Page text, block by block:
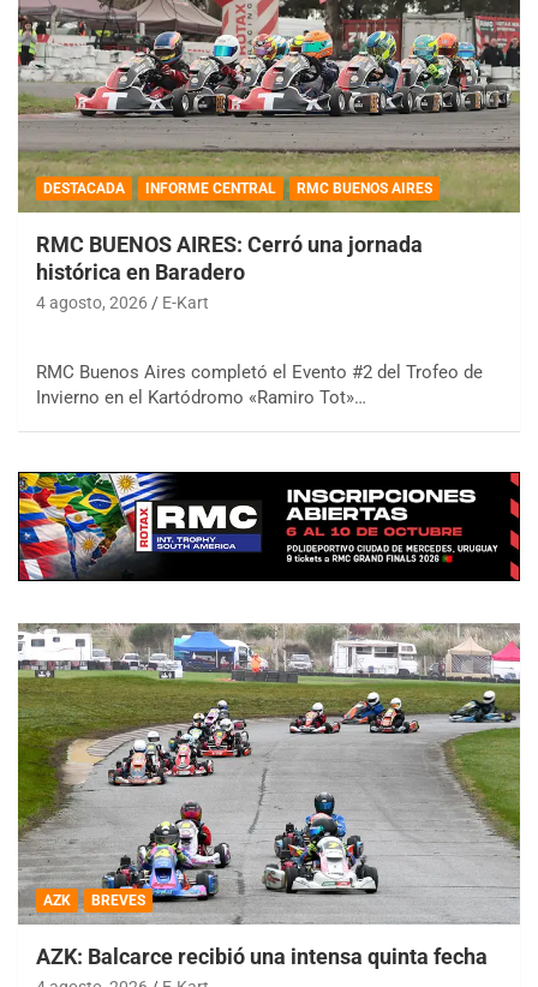
DESTACADA INFORME CENTRAL RMC BUENOS AIRES
RMC BUENOS AIRES: Cerró una jornada
histórica en Baradero
4 agosto, 2026 E-Kart
RMC Buenos Aires completó el Evento #2 del Trofeo de
Invierno en el Kartódromo «Ramiro Tot»…
AZK BREVES
AZK: Balcarce recibió una intensa quinta fecha